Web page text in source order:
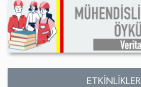
ETKİNLİKLER